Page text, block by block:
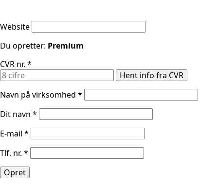
Website
Du opretter: Premium
CVR nr. *
Hent info fra CVR
Navn på virksomhed *
Dit navn *
E-mail *
Tlf. nr. *
Opret